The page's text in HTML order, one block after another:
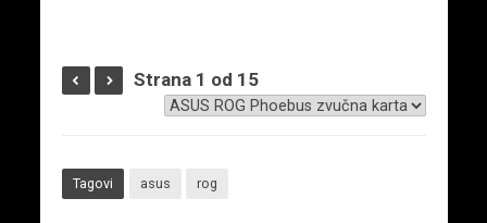
Strana 1 od 15
Tagovi asus rog